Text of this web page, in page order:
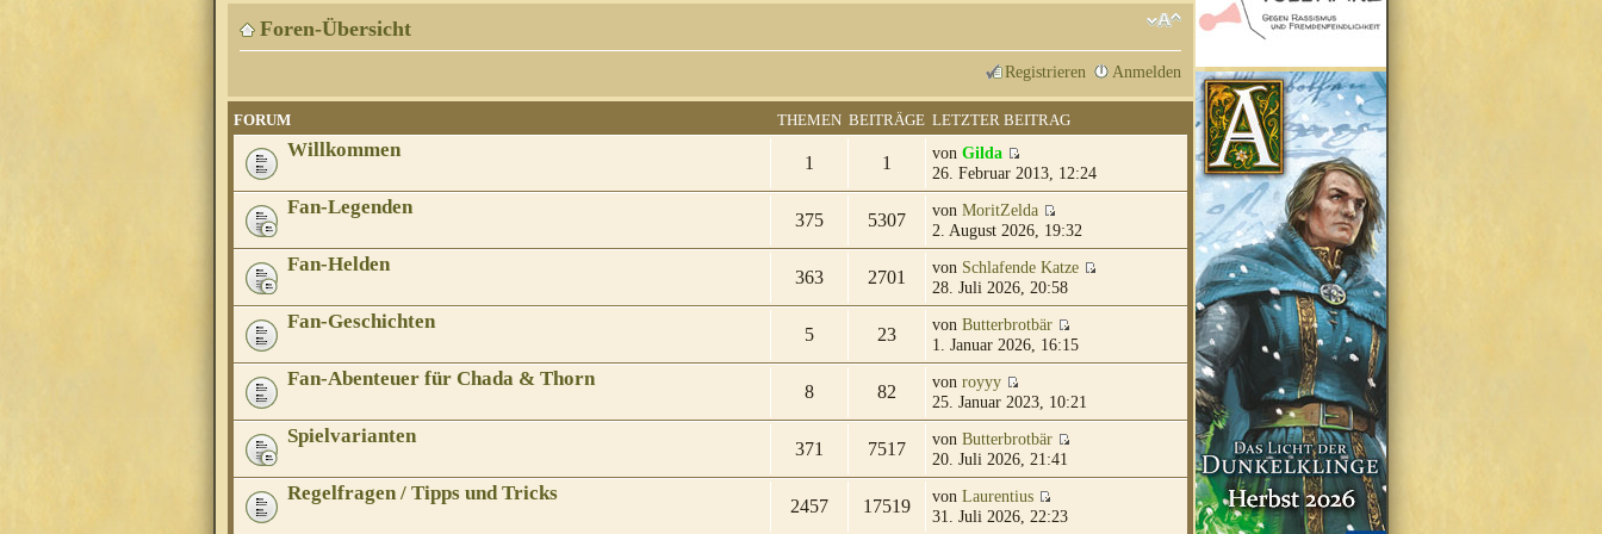
Foren-Übersicht
Registrieren Anmelden
FORUM THEMEN BEITRÄGE LETZTER BEITRAG
Willkommen
1 1 von Gilda
26. Februar 2013, 12:24
Fan-Legenden
375 5307 von MoritZelda
2. August 2026, 19:32
Fan-Helden
363 2701 von Schlafende Katze
28. Juli 2026, 20:58
Fan-Geschichten
5 23 von Butterbrotbär
1. Januar 2026, 16:15
Fan-Abenteuer für Chada & Thorn
8 82 von royyy
25. Januar 2023, 10:21
Spielvarianten
371 7517 von Butterbrotbär
20. Juli 2026, 21:41
Regelfragen / Tipps und Tricks
2457 17519 von Laurentius
31. Juli 2026, 22:23